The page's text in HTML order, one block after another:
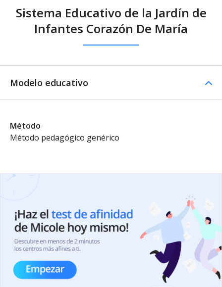
Sistema Educativo de la Jardín de
Infantes Corazón De María
Modelo educativo
Método
Método pedagógico genérico